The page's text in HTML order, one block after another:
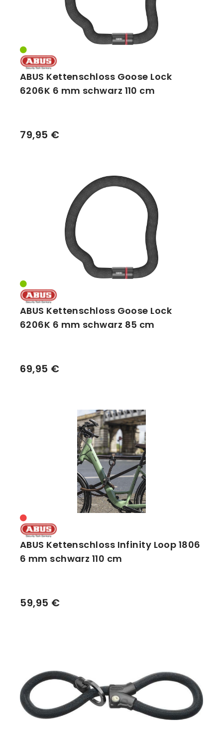
ABUS Kettenschloss Goose Lock
6206K 6 mm schwarz 110 cm
79,95 €
ABUS Kettenschloss Goose Lock
6206K 6 mm schwarz 85 cm
69,95 €
ABUS Kettenschloss Infinity Loop 1806
6 mm schwarz 110 cm
59,95 €